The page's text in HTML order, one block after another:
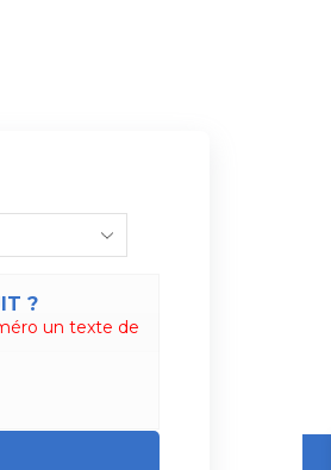
?
un texte de